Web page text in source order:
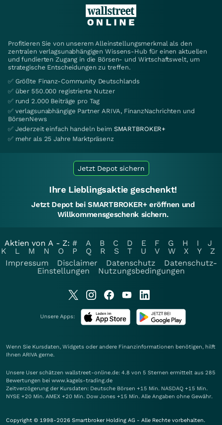
Profitieren Sie von unserem Alleinstellungsmerkmal als den
zentralen verlagsunabhängigen Wissens-Hub für einen aktuellen
und fundierten Zugang in die Börsen- und Wirtschaftswelt, um
strategische Entscheidungen zu treffen.
✅ Größte Finanz-Community Deutschlands
✅ über 550.000 registrierte Nutzer
✅ rund 2.000 Beiträge pro Tag
✅ verlagsunabhängige Partner ARIVA, FinanzNachrichten und
BörsenNews
✅ Jederzeit einfach handeln beim SMARTBROKER+
✅ mehr als 25 Jahre Marktpräsenz
Jetzt Depot sichern
Ihre Lieblingsaktie geschenkt!
Jetzt Depot bei SMARTBROKER+ eröffnen und
Willkommensgeschenk sichern.
Aktien von A - Z: # A B C D E F G H I
J
K
L M N O P Q R S T U V W X Y
Z
Impressum
Disclaimer Datenschutz
Datenschutz-
Einstellungen
Nutzungsbedingungen
Unsere Apps:
Wenn Sie Kursdaten, Widgets oder andere Finanzinformationen benötigen, hilft
Ihnen ARIVA gerne.
Unsere User schätzen wallstreet-online.de: 4.8 von 5 Sternen ermittelt aus 285
Bewertungen bei www.kagels-trading.de
Zeitverzögerung der Kursdaten: Deutsche Börsen +15 Min. NASDAQ +15 Min.
NYSE +20 Min. AMEX +20 Min. Dow Jones +15 Min. Alle Angaben ohne Gewähr.
Copyright © 1998-2026 Smartbroker Holding AG - Alle Rechte vorbehalten.